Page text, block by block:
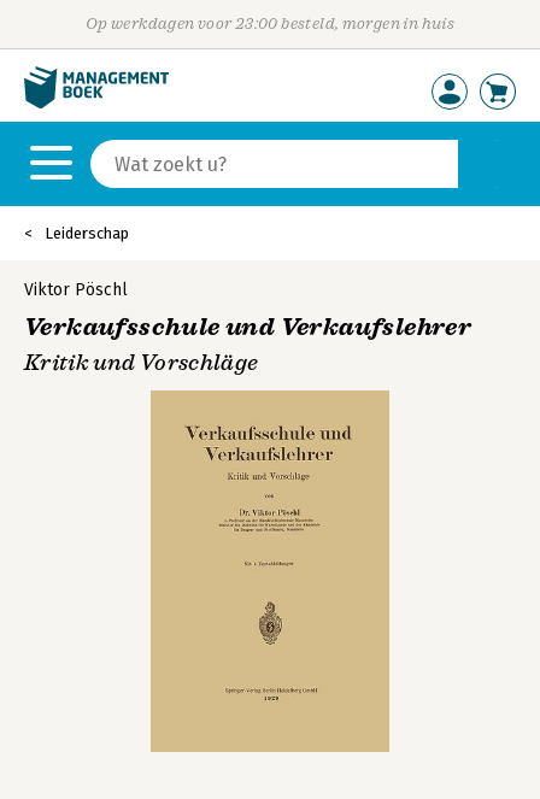
Op werkdagen voor 23:00 besteld, morgen in huis
Leiderschap
Viktor Pöschl
Verkaufsschule und Verkaufslehrer
Kritik und Vorschläge